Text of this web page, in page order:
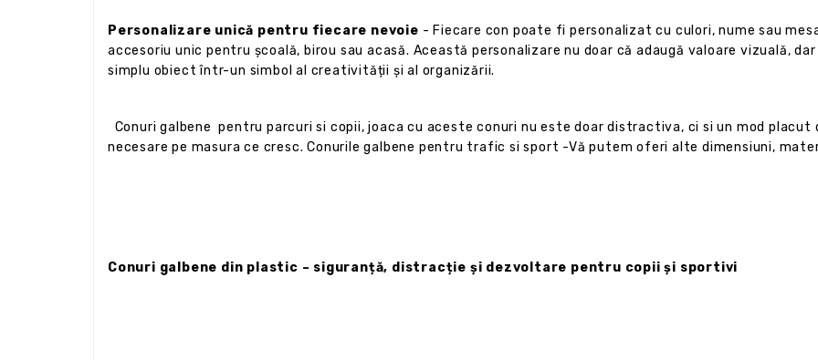
Personalizare unică pentru fiecare nevoie - Fiecare con poate fi personalizat cu culori, nume sau
accesoriu unic pentru școală, birou sau acasă. Această personalizare nu doar că adaugă valoare vizuală,
simplu obiect într-un simbol al creativității și al organizării.
Conuri galbene pentru parcuri si copii, joaca cu aceste conuri nu este doar distractiva, ci si un mod
necesare pe masura ce cresc. Conurile galbene pentru trafic si sport -Vă putem oferi alte dimensiuni,
Conuri galbene din plastic – siguranță, distracție și dezvoltare pentru copii și sportivi